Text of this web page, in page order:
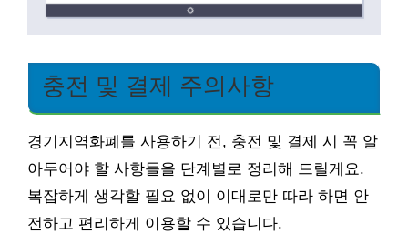
충전 및 결제 주의사항
경기지역화폐를 사용하기 전, 충전 및 결제 시 꼭 알
아두어야 할 사항들을 단계별로 정리해 드릴게요.
복잡하게 생각할 필요 없이 이대로만 따라 하면 안
전하고 편리하게 이용할 수 있습니다.